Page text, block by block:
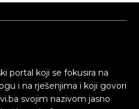
portal koji se fokusira na
i na rješenjima i koji govori
svojim nazivom jasno